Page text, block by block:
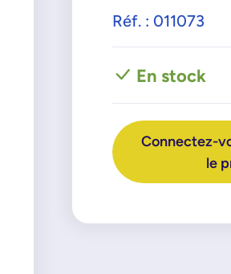
Réf. : 011073
En stock
Connectez-
le